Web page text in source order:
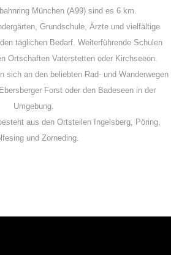
München (A99) sind es 6 km.
Grundschule, Ärzte und vielfältige
täglichen Bedarf. Weiterführende Schulen
Ortschaften Vaterstetten oder Kirchseeon.
sich an den beliebten Rad- und Wanderwegen
Forst oder den Badeseen in der
Umgebung.
aus den Ortsteilen Ingelsberg, Pöring,
und Zorneding.